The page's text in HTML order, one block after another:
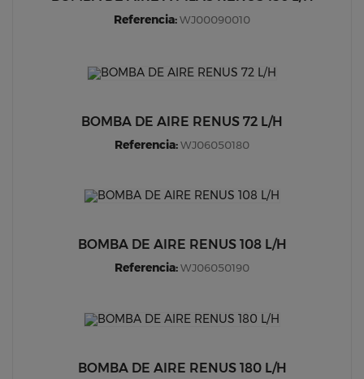
Referencia:WJ00090010
BOMBA DE AIRE RENUS 72 L/H
Referencia:WJ06050180
BOMBA DE AIRE RENUS 108 L/H
Referencia:WJ06050190
BOMBA DE AIRE RENUS 180 L/H